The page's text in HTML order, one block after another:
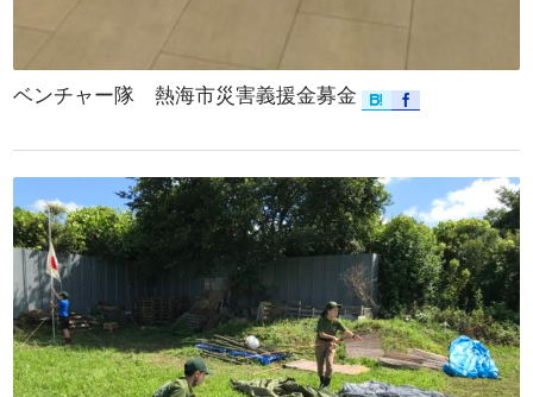
ベンチャー隊 熱海市災害義援金募金